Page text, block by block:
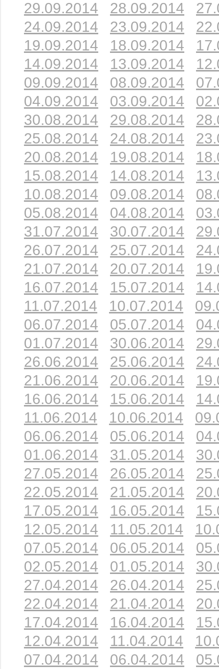
29.09.2014 28.09.2014
24.09.2014
23.09.2014
19.09.2014
18.09.2014
14.09.2014
13.09.2014
09.09.2014
08.09.2014
04.09.2014
03.09.2014
30.08.2014
29.08.2014
25.08.2014
24.08.2014
20.08.2014
19.08.2014
15.08.2014
14.08.2014
10.08.2014
09.08.2014
05.08.2014
04.08.2014
31.07.2014
30.07.2014
26.07.2014
25.07.2014
21.07.2014
20.07.2014
16.07.2014
15.07.2014
11.07.2014
10.07.2014
06.07.2014
05.07.2014
01.07.2014
30.06.2014
26.06.2014
25.06.2014
21.06.2014
20.06.2014
16.06.2014
15.06.2014
11.06.2014
10.06.2014
06.06.2014
05.06.2014
01.06.2014
31.05.2014
27.05.2014
26.05.2014
22.05.2014
21.05.2014
17.05.2014
16.05.2014
12.05.2014
11.05.2014
07.05.2014
06.05.2014
02.05.2014
01.05.2014
27.04.2014
26.04.2014
22.04.2014
21.04.2014
17.04.2014
16.04.2014
12.04.2014
11.04.2014
07.04.2014
06.04.2014